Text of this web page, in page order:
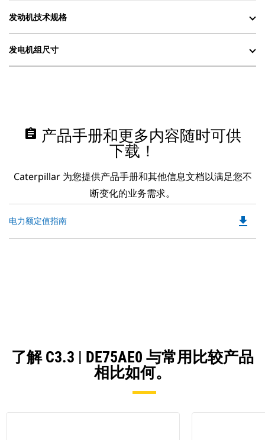
发动机技术规格
发电机组尺寸
assignment 产品手册和更多内容随时可供
下载！
Caterpillar 为您提供产品手册和其他信息文档以满足您不
断变化的业务需求。
电力额定值指南 file_download
了解 C3.3 | DE75AE0 与常用比较产品
相比如何。